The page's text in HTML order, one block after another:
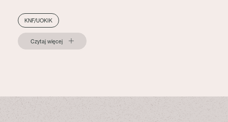
KNF/UOKIK
Czytaj więcej